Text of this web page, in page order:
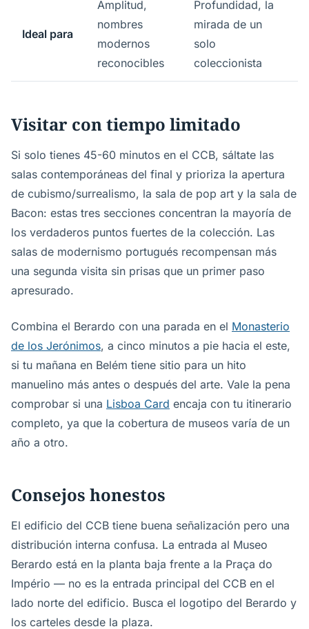
Ideal para
Amplitud,
nombres
modernos
reconocibles
Profundidad, la
mirada de un
solo
coleccionista
Visitar con tiempo limitado
Si solo tienes 45-60 minutos en el CCB, sáltate las
salas contemporáneas del final y prioriza la apertura
de cubismo/surrealismo, la sala de pop art y la sala de
Bacon: estas tres secciones concentran la mayoría de
los verdaderos puntos fuertes de la colección. Las
salas de modernismo portugués recompensan más
una segunda visita sin prisas que un primer paso
apresurado.
Combina el Berardo con una parada en el Monasterio
de los Jerónimos, a cinco minutos a pie hacia el este,
si tu mañana en Belém tiene sitio para un hito
manuelino más antes o después del arte. Vale la pena
comprobar si una Lisboa Card encaja con tu itinerario
completo, ya que la cobertura de museos varía de un
año a otro.
Consejos honestos
El edificio del CCB tiene buena señalización pero una
distribución interna confusa. La entrada al Museo
Berardo está en la planta baja frente a la Praça do
Império — no es la entrada principal del CCB en el
lado norte del edificio. Busca el logotipo del Berardo y
los carteles desde la plaza.